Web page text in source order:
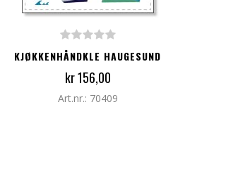
LEGG TIL I HANDLEKURV
KJØKKENHÅNDKLE HAUGESUND
kr 156,00
Art.nr.: 70409